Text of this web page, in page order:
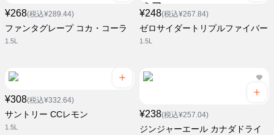
¥268(税込¥289.44)
ファンタグレープ コカ・コーラ
1.5L
¥248(税込¥267.84)
ゼロサイダートリプルファイバー
1.5L
¥308(税込¥332.64)
サントリー CCレモン
1.5L
¥238(税込¥257.04)
ジンジャーエール カナダドライ